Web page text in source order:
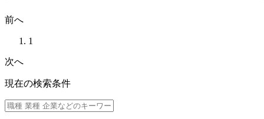
前へ
1
次へ
現在の検索条件